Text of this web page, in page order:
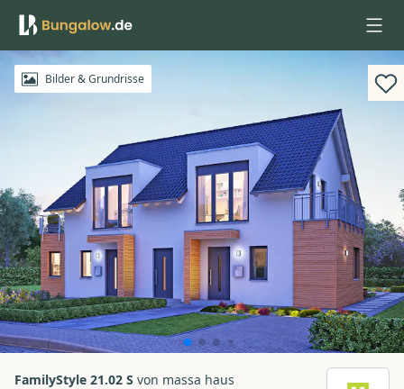
Anmelden
Bilder & Grundrisse
FamilyStyle 21.02 S von massa haus